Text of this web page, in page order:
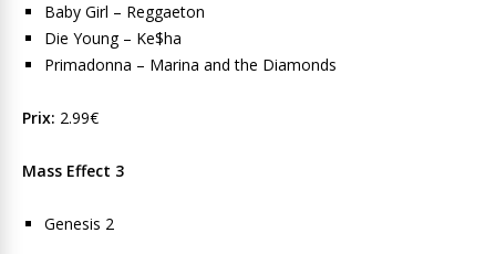
Baby Girl – Reggaeton
Die Young – Ke$ha
Primadonna – Marina and the Diamonds
Prix: 2.99€
Mass Effect 3
Genesis 2